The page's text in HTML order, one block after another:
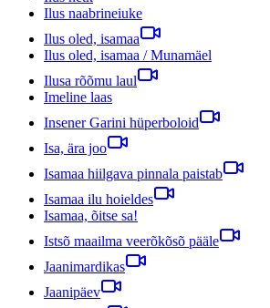
Ilus naabrineiuke
Ilus oled, isamaa
Ilus oled, isamaa / Munamäel
Ilusa rõõmu laul
Imeline laas
Insener Garini hüperboloid
Isa, ära joo
Isamaa hiilgava pinnala paistab
Isamaa ilu hoieldes
Isamaa, õitse sa!
Istsõ maailma veerõkõsõ pääle
Jaanimardikas
Jaanipäev